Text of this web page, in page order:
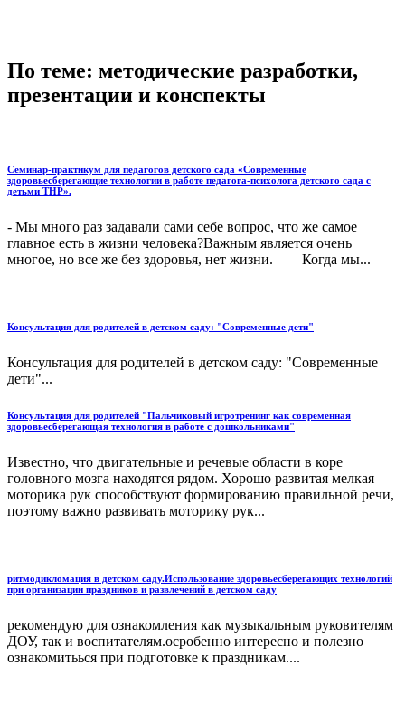
По теме: методические разработки,
презентации и конспекты
Семинар-практикум для педагогов детского сада «Современные
здоровьесберегающие технологии в работе педагога-психолога детского сада с
детьми ТНР».
- Мы много раз задавали сами себе вопрос, что же самое
главное есть в жизни человека?Важным является очень
многое, но все же без здоровья, нет жизни. Когда мы...
Консультация для родителей в детском саду: "Современные дети"
Консультация для родителей в детском саду: "Современные
дети"...
Консультация для родителей "Пальчиковый игротренинг как современная
здоровьесберегающая технология в работе с дошкольниками"
Известно, что двигательные и речевые области в коре
головного мозга находятся рядом. Хорошо развитая мелкая
моторика рук способствуют формированию правильной речи,
поэтому важно развивать моторику рук...
ритмодикломация в детском саду.Использование здоровьесберегающих технологий
при организации праздников и развлечений в детском саду
рекомендую для ознакомления как музыкальным руковителям
ДОУ, так и воспитателям.осробенно интересно и полезно
ознакомитьься при подготовке к праздникам....